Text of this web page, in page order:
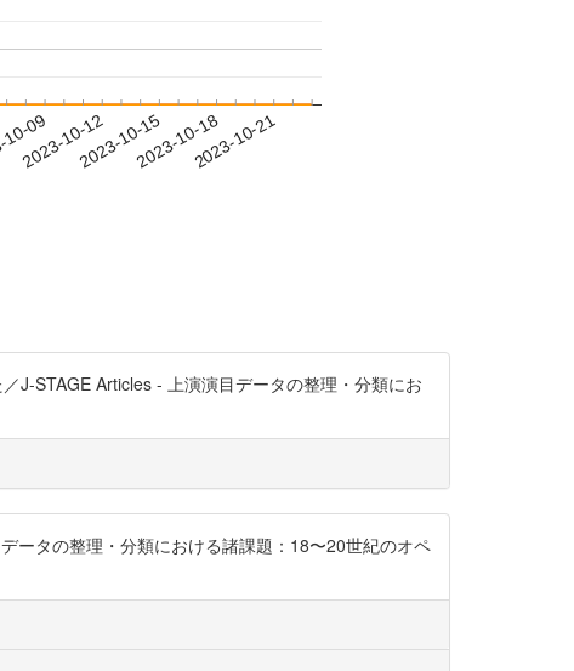
09
2023-10-122023-10-152023-10-182023-10-21
J-STAGE Articles - 上演演目データの整理・分類にお
ータの整理・分類における諸課題：18〜20世紀のオペ